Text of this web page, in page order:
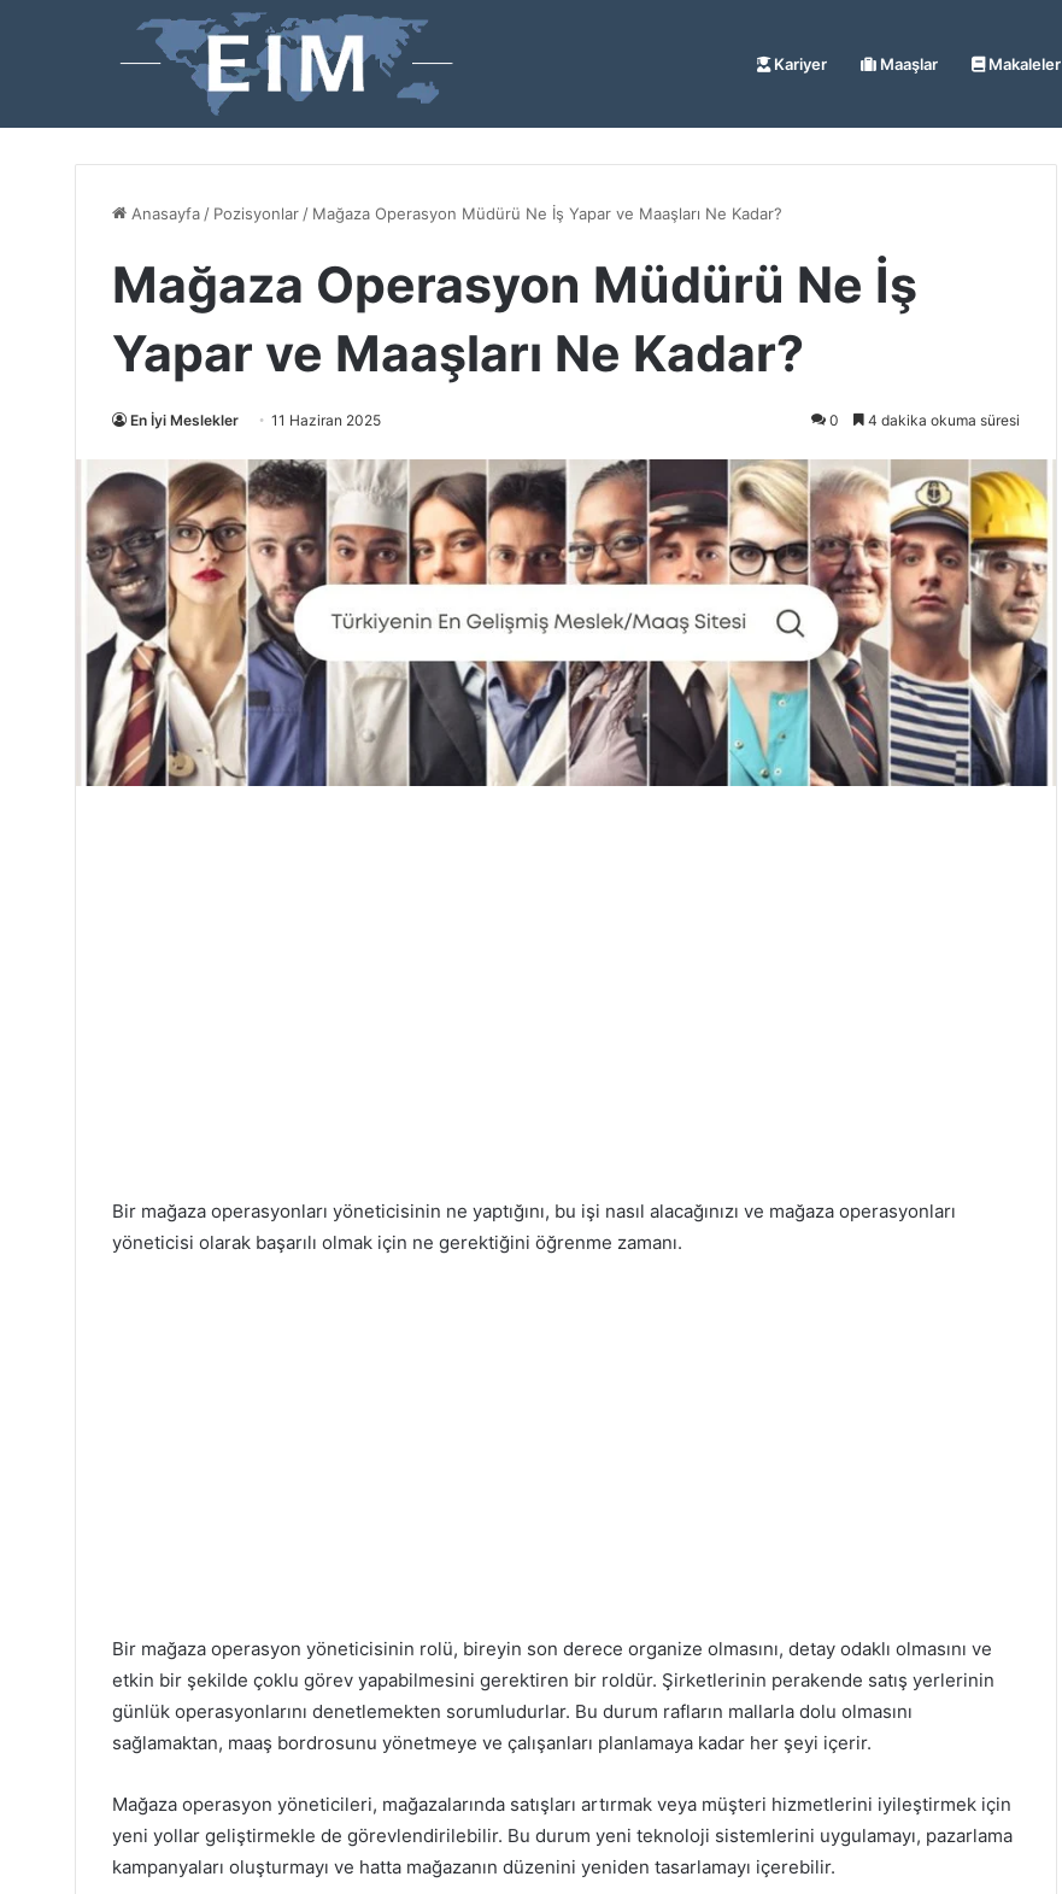
Kariyer Maaşlar Makaleler
Anasayfa / Pozisyonlar / Mağaza Operasyon Müdürü Ne İş Yapar ve Maaşları Ne Kadar?
Mağaza Operasyon Müdürü Ne İş
Yapar ve Maaşları Ne Kadar?
En İyi Meslekler 11 Haziran 2025 0 4 dakika okuma süresi
Bir mağaza operasyonları yöneticisinin ne yaptığını, bu işi nasıl alacağınızı ve mağaza operasyonları
yöneticisi olarak başarılı olmak için ne gerektiğini öğrenme zamanı.
Bir mağaza operasyon yöneticisinin rolü, bireyin son derece organize olmasını, detay odaklı olmasını ve
etkin bir şekilde çoklu görev yapabilmesini gerektiren bir roldür. Şirketlerinin perakende satış yerlerinin
günlük operasyonlarını denetlemekten sorumludurlar. Bu durum rafların mallarla dolu olmasını
sağlamaktan, maaş bordrosunu yönetmeye ve çalışanları planlamaya kadar her şeyi içerir.
Mağaza operasyon yöneticileri, mağazalarında satışları artırmak veya müşteri hizmetlerini iyileştirmek için
yeni yollar geliştirmekle de görevlendirilebilir. Bu durum yeni teknoloji sistemlerini uygulamayı, pazarlama
kampanyaları oluşturmayı ve hatta mağazanın düzenini yeniden tasarlamayı içerebilir.